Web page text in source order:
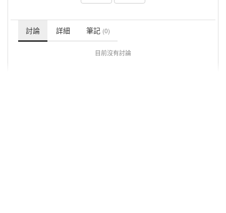
討論 詳細 筆記 (0)
目前沒有討論